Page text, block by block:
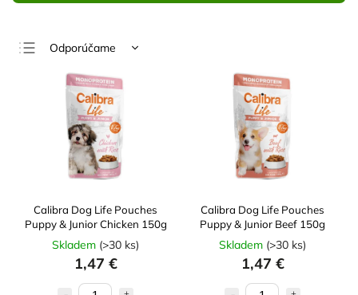
Odporúčame
Najlacnejšie
Najdrahšie
Najpredávanejšie
Abecedne
Calibra Dog Life Pouches
Puppy & Junior Chicken 150g
Skladem (>30 ks)
1,47 €
Calibra Dog Life Pouches
Puppy & Junior Beef 150g
Skladem (>30 ks)
1,47 €